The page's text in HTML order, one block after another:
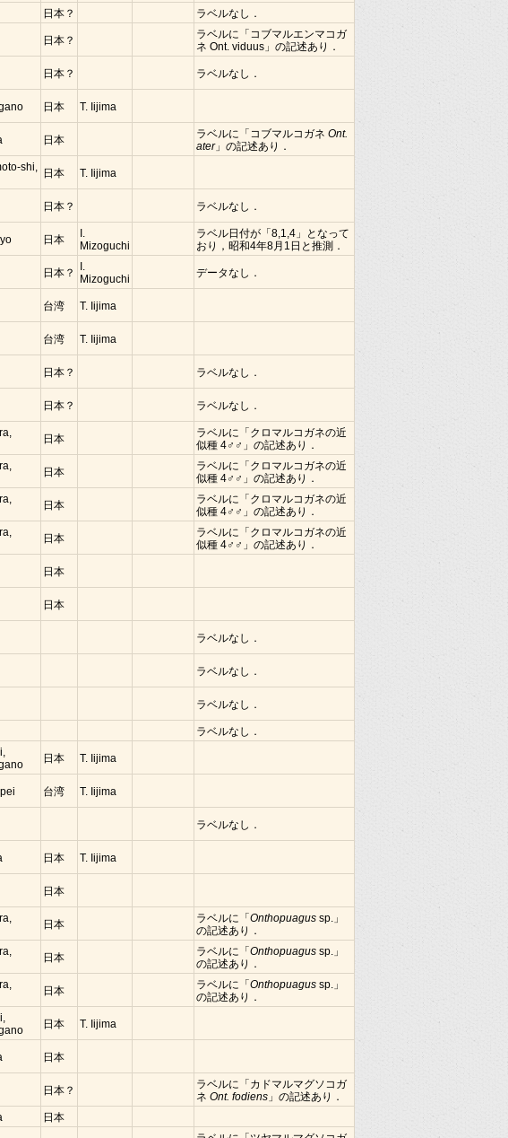
日本？ ラベルなし．
日本？
ラベルに「コブマルエンマコガ
ネ Ont. viduus」の記述あり．
日本？ ラベルなし．
日本 T. Iijima
日本 ラベルに「コブマルコガネ Ont.
ater」の記述あり．
shi, 日本 T. Iijima
日本？ ラベルなし．
日本
I.
Mizoguchi
ラベル日付が「8,1,4」となって
おり，昭和4年8月1日と推測．
日本？
I.
Mizoguchi
データなし．
台湾 T. Iijima
台湾 T. Iijima
日本？ ラベルなし．
日本？ ラベルなし．
日本
ラベルに「クロマルコガネの近
似種 4♂♂」の記述あり．
日本
ラベルに「クロマルコガネの近
似種 4♂♂」の記述あり．
日本
ラベルに「クロマルコガネの近
似種 4♂♂」の記述あり．
日本
ラベルに「クロマルコガネの近
似種 4♂♂」の記述あり．
日本
日本
ラベルなし．
ラベルなし．
ラベルなし．
ラベルなし．
日本 T. Iijima
台湾 T. Iijima
ラベルなし．
日本 T. Iijima
日本
日本 ラベルに「 Onthopuagus sp.」
の記述あり．
日本 ラベルに「 Onthopuagus sp.」
の記述あり．
日本 ラベルに「 Onthopuagus sp.」
の記述あり．
日本 T. Iijima
日本
日本？
ラベルに「カドマルマグソコガ
ネ Ont. fodiens 」の記述あり．
日本